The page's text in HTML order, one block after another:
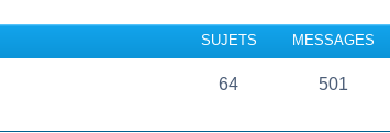
SUJETS MESSAGES
64 501